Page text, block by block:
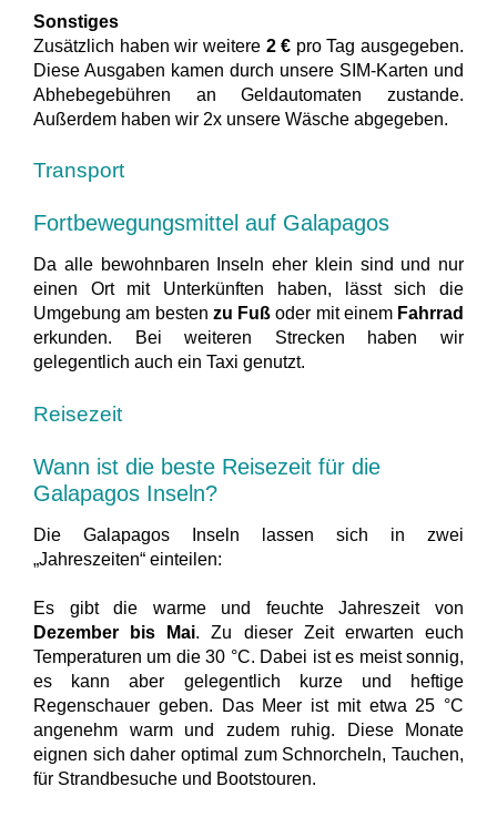
Sonstiges
Zusätzlich haben wir weitere 2 € pro Tag ausgegeben.
Diese Ausgaben kamen durch unsere SIM-Karten und
Abhebegebühren an Geldautomaten zustande.
Außerdem haben wir 2x unsere Wäsche abgegeben.
Transport
Fortbewegungsmittel auf Galapagos
Da alle bewohnbaren Inseln eher klein sind und nur
einen Ort mit Unterkünften haben, lässt sich die
Umgebung am besten zu Fuß oder mit einem Fahrrad
erkunden. Bei weiteren Strecken haben wir
gelegentlich auch ein Taxi genutzt.
Reisezeit
Wann ist die beste Reisezeit für die
Galapagos Inseln?
Die Galapagos Inseln lassen sich in zwei
„Jahreszeiten“ einteilen:
Es gibt die warme und feuchte Jahreszeit von
Dezember bis Mai. Zu dieser Zeit erwarten euch
Temperaturen um die 30 °C. Dabei ist es meist sonnig,
es kann aber gelegentlich kurze und heftige
Regenschauer geben. Das Meer ist mit etwa 25 °C
angenehm warm und zudem ruhig. Diese Monate
eignen sich daher optimal zum Schnorcheln, Tauchen,
für Strandbesuche und Bootstouren.